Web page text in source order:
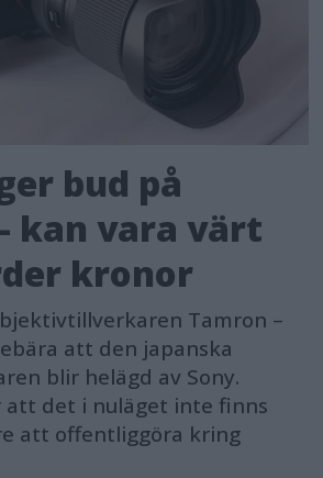
bud på
kan vara värt
kronor
Tamron –
att den japanska
blir helägd av Sony.
att det i nuläget inte finns
att offentliggöra kring